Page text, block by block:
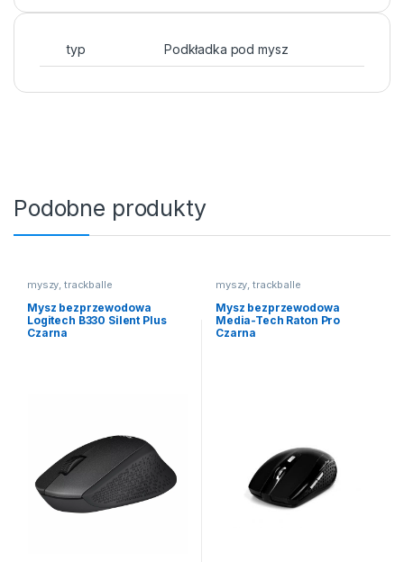
typ Podkładka pod mysz
Podobne produkty
myszy, trackballe
Mysz bezprzewodowa
Logitech B330 Silent Plus
Czarna
myszy, trackballe
Mysz bezprzewodowa
Media-Tech Raton Pro
Czarna